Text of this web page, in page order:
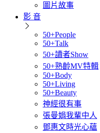
圖片故事
影 音
50+People
50+Talk
50+讀者Show
50+熟齡MV特輯
50+Body
50+Living
50+Beauty
神經很有事
張曼娟我輩中人
鄧惠文時光心蘊